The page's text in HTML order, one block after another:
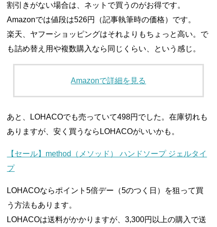
割引きがない場合は、ネットで買うのがお得です。
Amazonでは値段は526円（記事執筆時の価格）です。
楽天、ヤフーショッピングはそれよりもちょっと高い。で
も詰め替え用や複数購入なら同じくらい、という感じ。
Amazonで詳細を見る
あと、LOHACOでも売っていて498円でした。在庫切れも
ありますが、安く買うならLOHACOがいいかも。
【セール】method（メソッド） ハンドソープ ジェルタイ
プ
LOHACOならポイント5倍デー（5のつく日）を狙って買
う方法もあります。
LOHACOは送料がかかりますが、3,300円以上の購入で送